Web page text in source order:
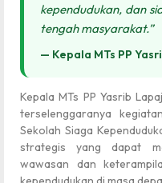
kependudukan, dan
tengah masyarakat.”
— Kepala MTs PP
Kepala MTs PP Yasrib
terselenggaranya
Sekolah Siaga
strategis yang dapat
wawasan dan